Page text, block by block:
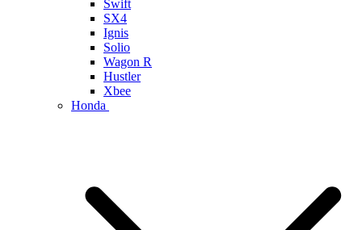
Swift
SX4
Ignis
Solio
Wagon R
Hustler
Xbee
Honda